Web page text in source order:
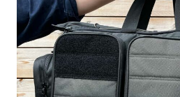
TIR
SPORTIF
EN
BELGIQUE
?